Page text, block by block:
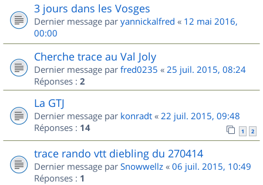
3 jours dans les Vosges
Dernier message par yannickalfred « 12 mai 2016,
00:00
Cherche trace au Val Joly
Dernier message par fred0235 « 25 juil. 2015, 08:24
Réponses : 2
La GTJ
Dernier message par konradt « 22 juil. 2015, 09:48
Réponses : 14 1 2
trace rando vtt diebling du 270414
Dernier message par Snowwellz « 06 juil. 2015, 10:49
Réponses : 1